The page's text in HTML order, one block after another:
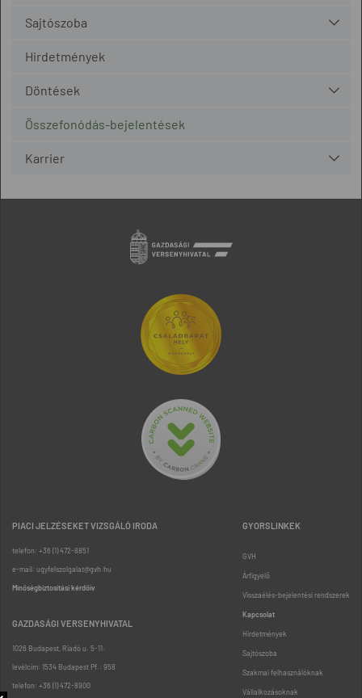
Sajtószoba
Hirdetmények
Döntések
Összefonódás-bejelentések
Karrier
PIACI JELZÉSEKET VIZSGÁLÓ IRODA
telefon: +36 (1) 472-8851
e-mail: ugyfelszolgalat@gvh.hu
Minőségbiztosítási kérdőív
GAZDASÁGI VERSENYHIVATAL
1026 Budapest, Riadó u. 5-11.
levélcím: 1534 Budapest Pf.: 958
telefon: +36 (1) 472-8900
GYORSLINKEK
GVH
Árfigyelő
Visszaélés-bejelentési rendszerek
Kapcsolat
Hirdetmények
Sajtószoba
Szakmai felhasználóknak
Vállalkozásoknak